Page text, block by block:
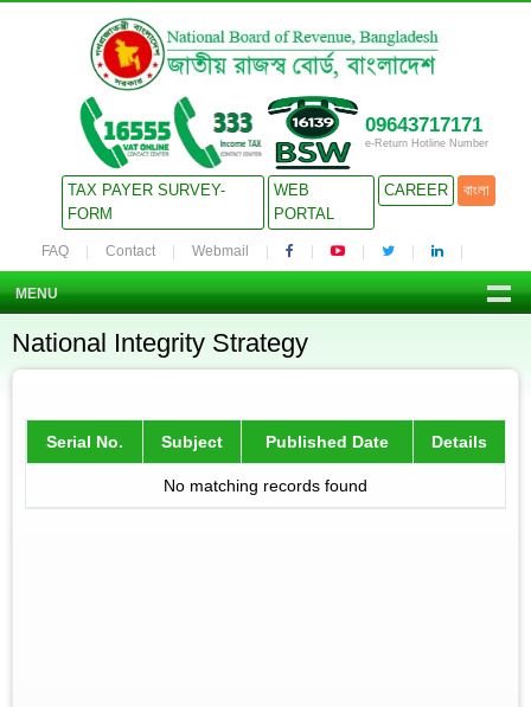
09643717171
e-Return Hotline Number
TAX PAYER SURVEY-
FORM
WEB
PORTAL
CAREER বাংলা
FAQ Contact Webmail
MENU
National Integrity Strategy
Serial No. Subject Published Date Details
No matching records found